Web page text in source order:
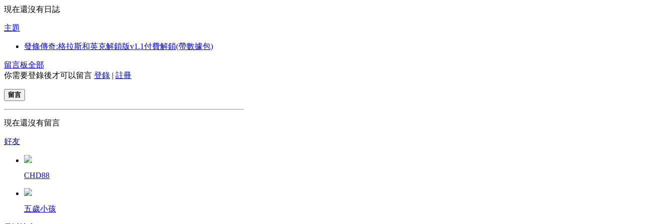
現在還沒有日誌
主題
發條傳奇:格拉斯和英克解鎖版v1.1付費解鎖(帶數據包)
留言板全部
你需要登錄後才可以留言 登錄 | 註冊
留言
現在還沒有留言
好友
CHD88
五歲小孩